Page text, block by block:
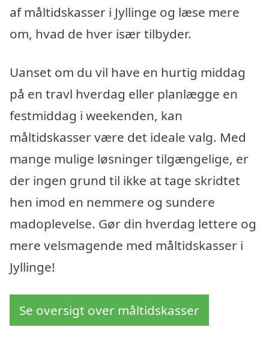
af måltidskasser i Jyllinge og læse mere
om, hvad de hver især tilbyder.
Uanset om du vil have en hurtig middag
på en travl hverdag eller planlægge en
festmiddag i weekenden, kan
måltidskasser være det ideale valg. Med
mange mulige løsninger tilgængelige, er
der ingen grund til ikke at tage skridtet
hen imod en nemmere og sundere
madoplevelse. Gør din hverdag lettere og
mere velsmagende med måltidskasser i
Jyllinge!
Se oversigt over måltidskasser